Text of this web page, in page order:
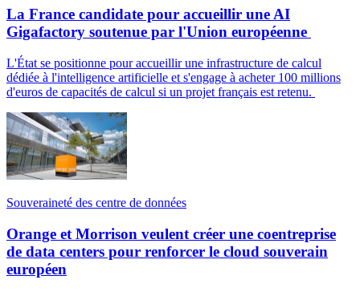
La France candidate pour accueillir une AI
Gigafactory soutenue par l'Union européenne
L'État se positionne pour accueillir une infrastructure de calcul
dédiée à l'intelligence artificielle et s'engage à acheter 100 millions
d'euros de capacités de calcul si un projet français est retenu.
Souveraineté des centre de données
Orange et Morrison veulent créer une coentreprise
de data centers pour renforcer le cloud souverain
européen